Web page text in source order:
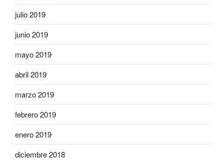
julio 2019
junio 2019
mayo 2019
abril 2019
marzo 2019
febrero 2019
enero 2019
diciembre 2018